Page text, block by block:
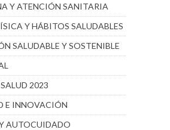
Y ATENCIÓN SANITARIA
Y HÁBITOS SALUDABLES
SALUDABLE Y SOSTENIBLE
2023
E INNOVACIÓN
AUTOCUIDADO